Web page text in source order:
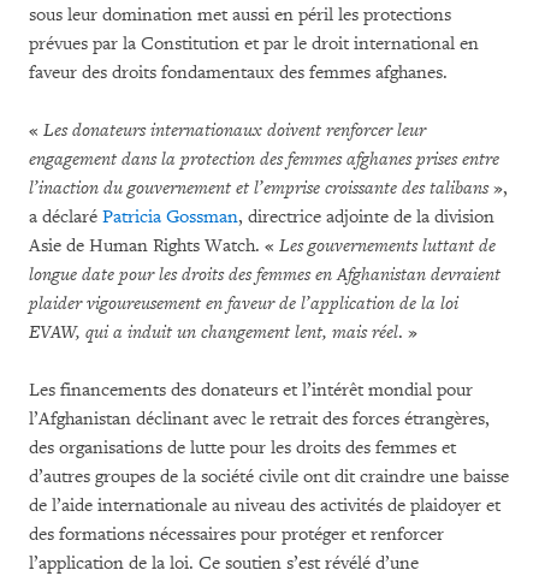
sous leur domination met aussi en péril les protections
prévues par la Constitution et par le droit international en
faveur des droits fondamentaux des femmes afghanes.
« Les donateurs internationaux doivent renforcer leur
engagement dans la protection des femmes afghanes prises entre
l’inaction du gouvernement et l’emprise croissante des talibans»,
a déclaré Patricia Gossman, directrice adjointe de la division
Asie de Human Rights Watch. « Les gouvernements luttant de
longue date pour les droits des femmes en Afghanistan devraient
plaider vigoureusement en faveur de l’application de la loi
EVAW, qui a induit un changement lent, mais réel. »
Les financements des donateurs et l’intérêt mondial pour
l’Afghanistan déclinant avec le retrait des forces étrangères,
des organisations de lutte pour les droits des femmes et
d’autres groupes de la société civile ont dit craindre une baisse
de l’aide internationale au niveau des activités de plaidoyer et
des formations nécessaires pour protéger et renforcer
l’application de la loi. Ce soutien s’est révélé d’une